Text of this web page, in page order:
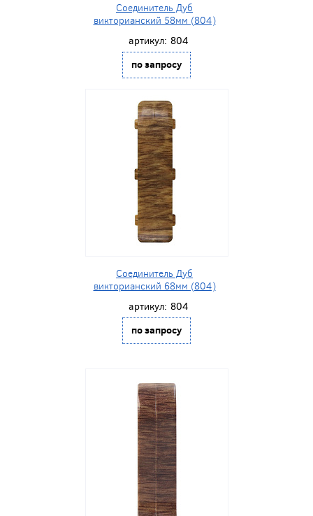
Соединитель Дуб
викторианский 58мм (804)
артикул: 804
по запросу
Соединитель Дуб
викторианский 68мм (804)
артикул: 804
по запросу